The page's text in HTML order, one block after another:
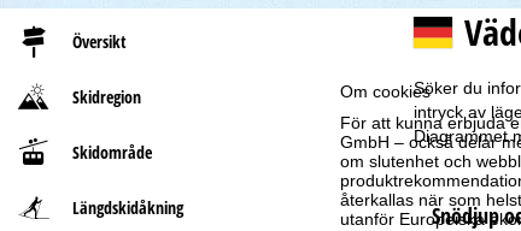
Om cookies
För att kunna erbjuda
GmbH – också delar
om slutenhet och
återkallas när som
utanför Europeiska
Översikt
Skidregion
Skidområde
Längdskidåkning
t
r
t
s
Söker du
intryck av
Diagrammet
Snödjup